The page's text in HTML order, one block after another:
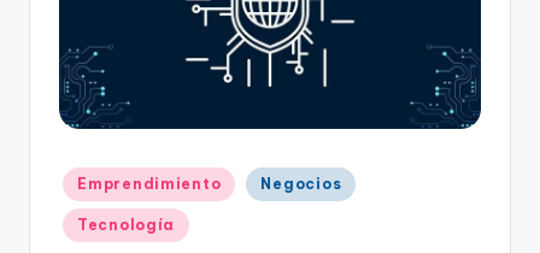
Publicado
en
Emprendimiento Negocios
Tecnología